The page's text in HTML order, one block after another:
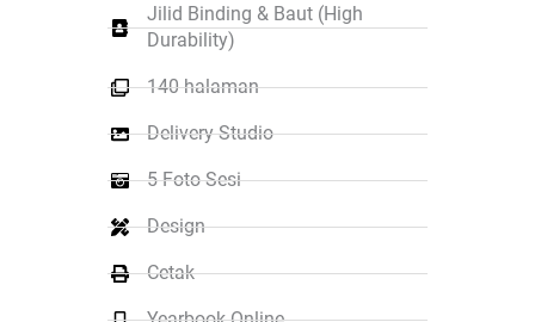
Jilid Binding & Baut (High
Durability)
140 halaman
Delivery Studio
5 Foto Sesi
Design
Cetak